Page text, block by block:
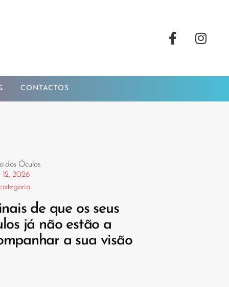
CONTACTOS
dos Óculos
12, 2026
de que os seus
já não estão a
a sua visão